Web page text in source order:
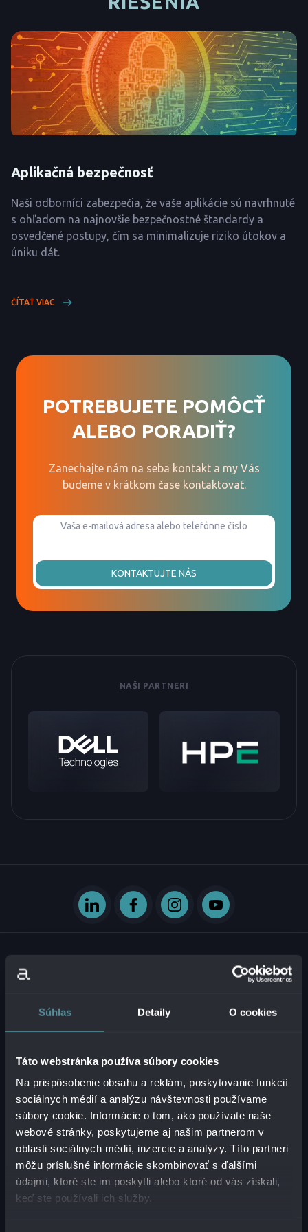
Súhlas Detaily O cookies
Táto webstránka používa súbory cookies
Na prispôsobenie obsahu a reklám, poskytovanie funkcií
sociálnych médií a analýzu návštevnosti používame
súbory cookie. Informácie o tom, ako používate naše
webové stránky, poskytujeme aj našim partnerom v
oblasti sociálnych médií, inzercie a analýzy. Títo partneri
môžu príslušné informácie skombinovať s ďalšími
údajmi, ktoré ste im poskytli alebo ktoré od vás získali,
keď ste používali ich služby.
Aplikačná bezpečnosť
Naši odborníci zabezpečia, že vaše aplikácie sú navrhnuté
s ohľadom na najnovšie bezpečnostné štandardy a
osvedčené postupy, čím sa minimalizuje riziko útokov a
úniku dát.
ČÍTAŤ VIAC
POTREBUJETE POMÔCŤ
ALEBO PORADIŤ?
Zanechajte nám na seba kontakt a my Vás
budeme v krátkom čase kontaktovať.
KONTAKTUJTE NÁS
NAŠI PARTNERI
DIČ:2121747573
IČ DPH: SK2121747573
+421 2 321 12 500
info@alanata.sk